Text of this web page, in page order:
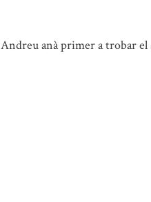
Andreu anà primer a trobar el